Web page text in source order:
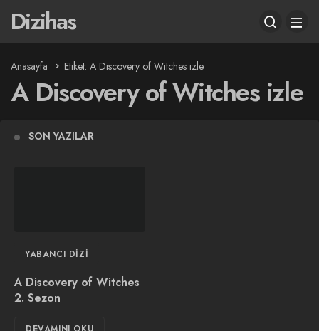
Dizihas
Anasayfa Etiket: A Discovery of Witches izle
A Discovery of Witches izle
SON YAZILAR
YABANCI DIZI
A Discovery of Witches
2. Sezon